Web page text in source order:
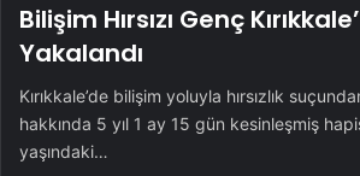
Bilişim Hırsızı Genç
Yakalandı
Kırıkkale’de bilişim yoluyla hırsızlık
hakkında 5 yıl 1 ay 15 gün kesinleşmiş
yaşındaki…